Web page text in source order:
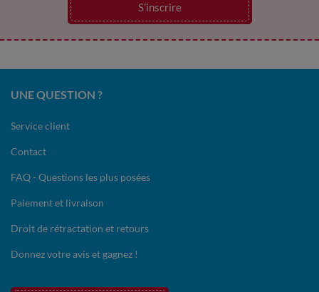
S’inscrire
UNE QUESTION ?
Service client
Contact
FAQ - Questions les plus posées
Paiement et livraison
Droit de rétractation et retours
Donnez votre avis et gagnez !